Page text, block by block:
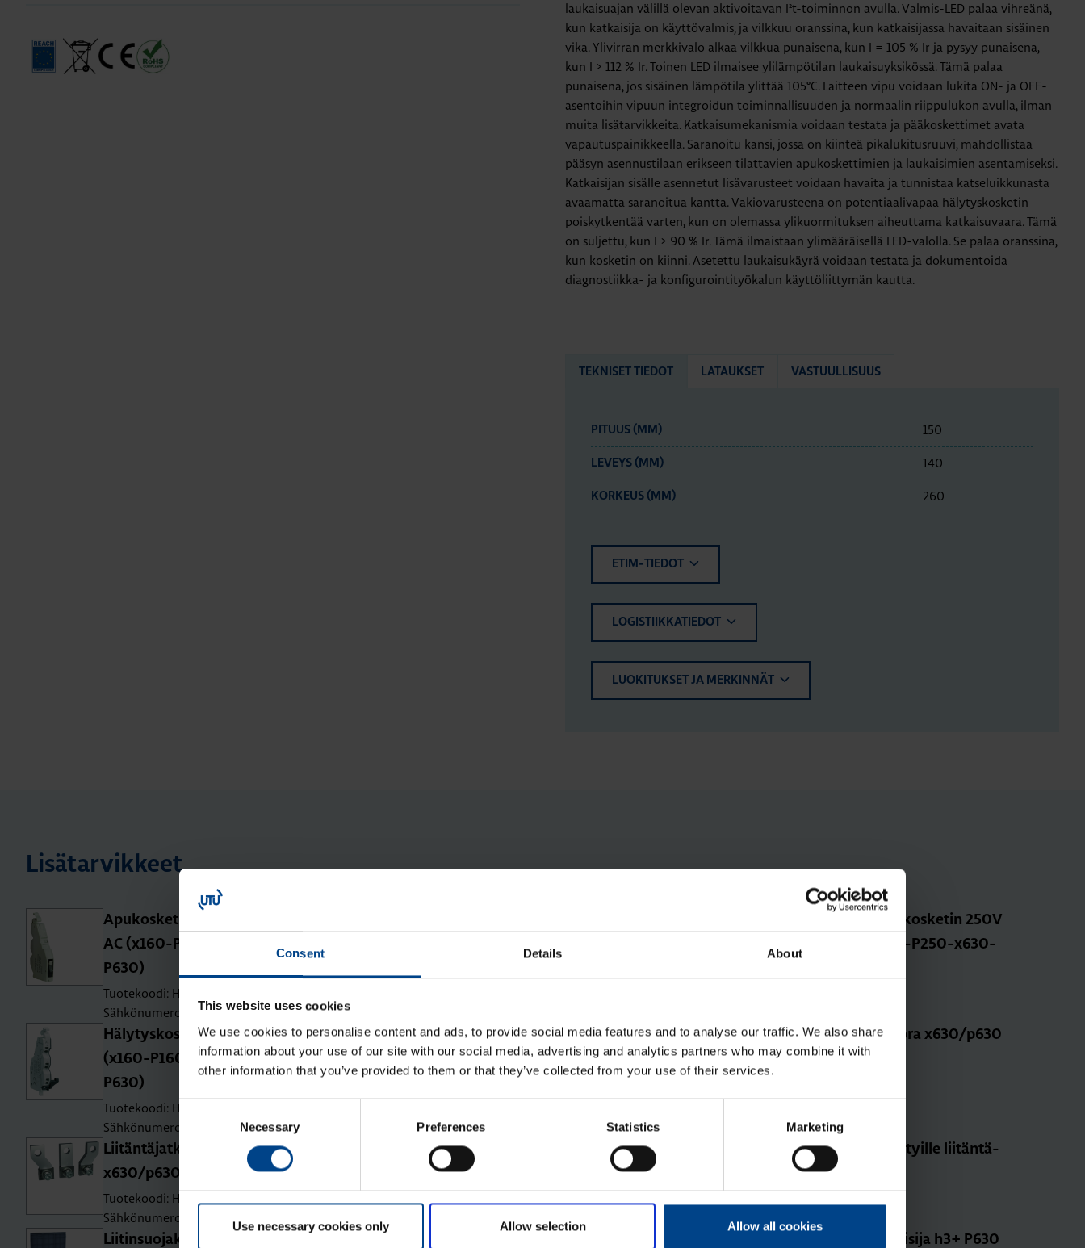
Consent Details About
This website uses cookies
We use cookies to personalise content and ads, to provide social media features and to analyse our traffic. We also share
information about your use of our site with our social media, advertising and analytics partners who may combine it with
other information that you’ve provided to them or that they’ve collected from your use of their services.
Consent
Selection
Necessary Preferences Statistics Marketing
Use necessary cookies only Allow selection Allow all cookies
laukaisuajan välillä olevan aktivoitavan I²t-toiminnon avulla. Valmis-LED palaa vihreänä,
kun katkaisija on käyttövalmis, ja vilkkuu oranssina, kun katkaisijassa havaitaan sisäinen
vika. Ylivirran merkkivalo alkaa vilkkua punaisena, kun I = 105 % Ir ja pysyy punaisena,
kun I > 112 % Ir. Toinen LED ilmaisee ylilämpötilan laukaisuyksikössä. Tämä palaa
punaisena, jos sisäinen lämpötila ylittää 105°C. Laitteen vipu voidaan lukita ON- ja OFF-
asentoihin vipuun integroidun toiminnallisuuden ja normaalin riippulukon avulla, ilman
muita lisätarvikkeita. Katkaisumekanismia voidaan testata ja pääkoskettimet avata
vapautuspainikkeella. Saranoitu kansi, jossa on kiinteä pikalukitusruuvi, mahdollistaa
pääsyn asennustilaan erikseen tilattavien apukoskettimien ja laukaisimien asentamiseksi.
Katkaisijan sisälle asennetut lisävarusteet voidaan havaita ja tunnistaa katseluikkunasta
avaamatta saranoitua kantta. Vakiovarusteena on potentiaalivapaa hälytyskosketin
poiskytkentää varten, kun on olemassa ylikuormituksen aiheuttama katkaisuvaara. Tämä
on suljettu, kun I > 90 % Ir. Tämä ilmaistaan ​​ylimääräisellä LED-valolla. Se palaa oranssina,
kun kosketin on kiinni. Asetettu laukaisukäyrä voidaan testata ja dokumentoida
diagnostiikka- ja konfigurointityökalun käyttöliittymän kautta.
TEKNISET TIEDOT LATAUKSET VASTUULLISUUS
PITUUS (MM) 150
LEVEYS (MM) 140
KORKEUS (MM) 260
ETIM-TIEDOT
LOGISTIIKKATIEDOT
LUOKITUKSET JA MERKINNÄT
Lisätarvikkeet
Apu­kos­ke­tin 1 vaih­to­kos­ke­tin 125V
AC (x160-P160-x250-P250-x630-
P630)
Tuotekoodi: HXA025H
Sähkönumero: 3637338
Apu­kos­ke­tin 1 vaih­to­kos­ke­tin 250V
AC (x160-P160-x250-P250-x630-
Hä­ly­tys­kos­ke­tin 1s+1a 250V AC
(x160-P160-x250-P250-x630-
P630)
Tuotekoodi: HXA024H
Sähkönumero: 3637337
Ak­se­li 14x14mm 500mm
(10x10mm) katk. P630
Sähkönumero: 3637941
Lii­tän­tä­jat­ko­pa­lat suora x630/p630
4P (400A asti)
Sähkönumero: 3639525
Lii­tän­tä­jat­ko­pa­lat le­vi­tet­ty
x630/p630 3P (400A asti)
Tuotekoodi: HYW011H
Sähkönumero: 3639526
Lii­tin­suo­ja­kan­si suo­ril­le lii­tän­tä­jat­
ko­pa­loil­le P630 3N
Sähkönumero: 3639532
Lii­tin­suo­ja­kan­si le­vi­te­tyil­le lii­tän­tä­
jat­ko­pa­loil­le P630 3N
Sähkönumero: 3639534
Lii­tin­suo­ja­kan­si ala­puo­li­nen suo­ril­le
Moot­to­rioh­jain kat­kai­si­ja h3+ P630